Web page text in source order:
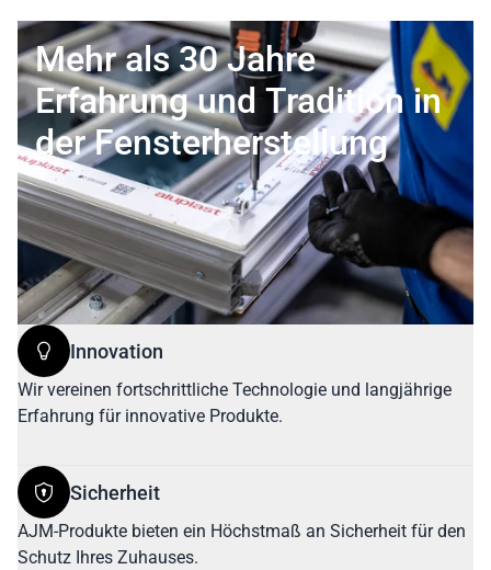
Mehr als 30 Jahre
Erfahrung und Tradition in
der Fensterherstellung
Innovation
Wir vereinen fortschrittliche Technologie und langjährige
Erfahrung für innovative Produkte.
Sicherheit
AJM-Produkte bieten ein Höchstmaß an Sicherheit für den
Schutz Ihres Zuhauses.